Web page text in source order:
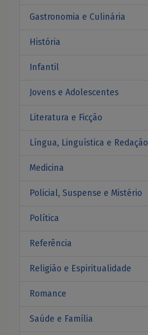
Gastronomia e Culinária
História
Infantil
Jovens e Adolescentes
Literatura e Ficção
Língua, Linguística e Redação
Medicina
Policial, Suspense e Mistério
Política
Referência
Religião e Espiritualidade
Romance
Saúde e Família